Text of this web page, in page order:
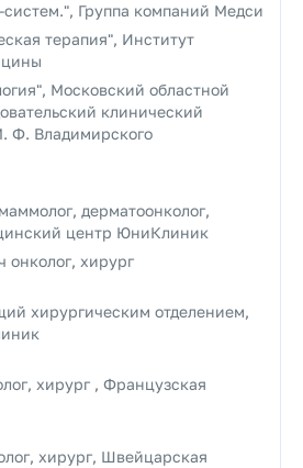
систем.", Группа компаний Медси
терапия", Институт
Московский областной
клинический
Ф. Владимирского
дерматоонколог,
центр ЮниКлиник
онколог, хирург
хирургическим отделением,
хирург , Французская
хирург, Швейцарская